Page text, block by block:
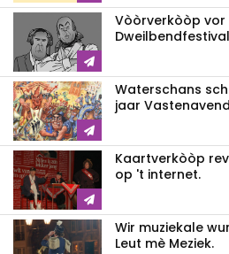
Vòòrverkòòp vor
Waterschans
jaar
Kaartverkòòp
op 't internet.
Wir muziekale
Leut mè Meziek.